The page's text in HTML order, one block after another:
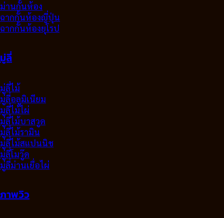
ม่านกั้นห้อง
ฉากกั้นห้องญี่ปุ่น
ฉากกั้นห้องยุโรป
มู่ลี่
มู่ลี่ไม้
มู่ลี่อลูมิเนียม
มูลี่ไม้ไผ่
มู่ลี่ไม้บาสวูด
มู่ลี่ไม้รามิน
มู่ลี่ไม้สแปนนิช
มู่ลี่โมวู๊ด
มู่ลี่ม่านเยื่อไผ่
ภาพวิว